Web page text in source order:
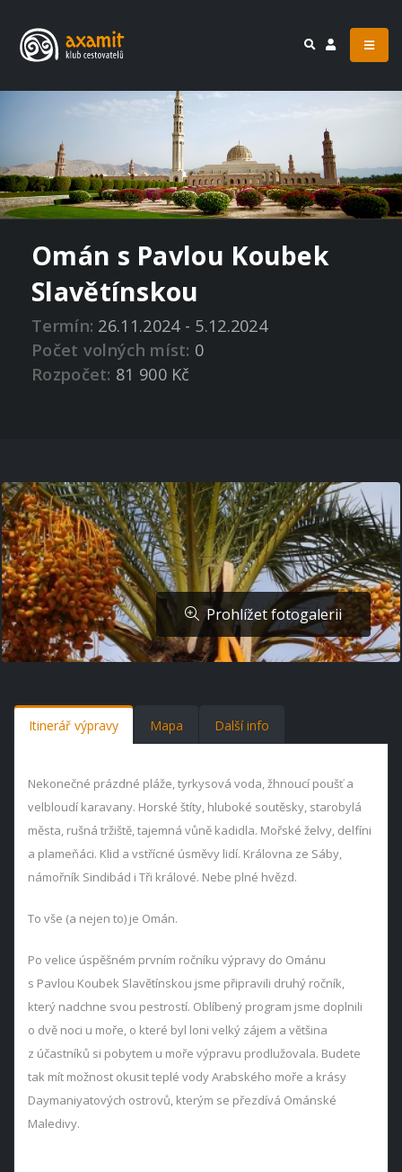
Omán s Pavlou Koubek
Slavětínskou
Termín: 26.11.2024 - 5.12.2024
Počet volných míst: 0
Rozpočet: 81 900 Kč
Prohlížet fotogalerii
Itinerář výpravy Mapa Další info
Nekonečné prázdné pláže, tyrkysová voda, žhnoucí poušť a
velbloudí karavany. Horské štíty, hluboké soutěsky, starobylá
města, rušná tržiště, tajemná vůně kadidla. Mořské želvy, delfíni
a plameňáci. Klid a vstřícné úsměvy lidí. Královna ze Sáby,
námořník Sindibád i Tři králové. Nebe plné hvězd.
To vše (a nejen to) je Omán.
Po velice úspěšném prvním ročníku výpravy do Ománu
s Pavlou Koubek Slavětínskou jsme připravili druhý ročník,
který nadchne svou pestrostí. Oblíbený program jsme doplnili
o dvě noci u moře, o které byl loni velký zájem a většina
z účastníků si pobytem u moře výpravu prodlužovala. Budete
tak mít možnost okusit teplé vody Arabského moře a krásy
Daymaniyatových ostrovů, kterým se přezdívá Ománské
Maledivy.